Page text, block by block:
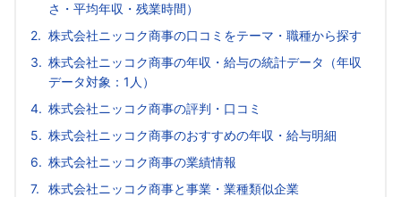
さ・平均年収・残業時間）
株式会社ニッコク商事の口コミをテーマ・職種から探す
株式会社ニッコク商事の年収・給与の統計データ（年収
データ対象：1人）
株式会社ニッコク商事の評判・口コミ
株式会社ニッコク商事のおすすめの年収・給与明細
株式会社ニッコク商事の業績情報
株式会社ニッコク商事と事業・業種類似企業